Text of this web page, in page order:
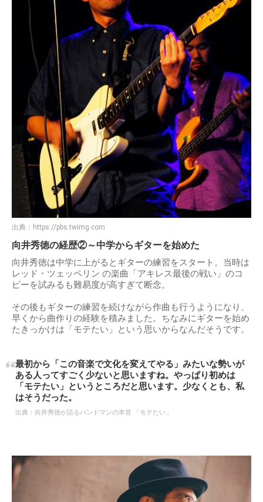
出典： https://pbs.twimg.com
向井秀徳の経歴②～中学からギターを始めた
向井秀徳は中学に上がるとギターの練習をスタート。当時は
レッド・ツェッペリン の楽曲「アキレス最後の戦い」のコ
ピーを試みるも難易度が高すぎて断念。
その後もギターの練習を続けながら作曲も行うようになり、
早くから曲作りの経験を積みました。ちなみにギターを始め
たきっかけは「モテたい」という思いからなんだそうです。
最初から「この音楽で文化を変えてやる」みたいな勢いが
ある人ってすごく少ないと思いますね。やっぱり初めは
「モテたい」というところだと思います。少なくとも、私
はそうだった。
出典： 向井秀徳が語るバンドマンの本音 「モテたい」